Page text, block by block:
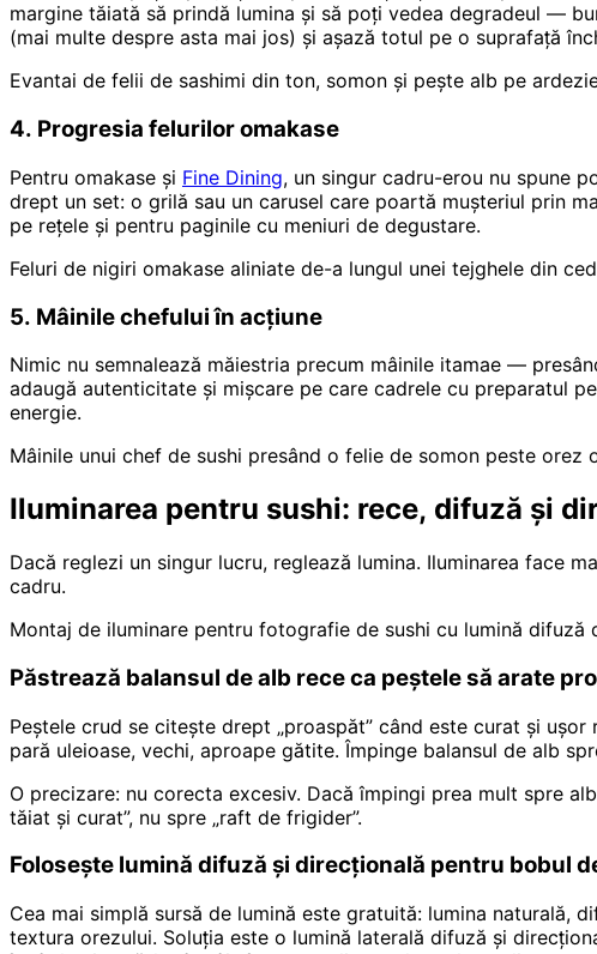
margine tăiată să prindă lumina și să poți vedea degradeul —
(mai multe despre asta mai jos) și așază totul pe o suprafață
Evantai de felii de sashimi din ton, somon și pește alb pe
4. Progresia felurilor omakase
Pentru omakase și Fine Dining, un singur cadru-erou nu spune
drept un set: o grilă sau un carusel care poartă mușteriul prin
pe rețele și pentru paginile cu meniuri de degustare.
Feluri de nigiri omakase aliniate de-a lungul unei tejghele din
5. Mâinile chefului în acțiune
Nimic nu semnalează măiestria precum mâinile itamae —
adaugă autenticitate și mișcare pe care cadrele cu preparatul
energie.
Mâinile unui chef de sushi presând o felie de somon peste
Iluminarea pentru sushi: rece, difuză și
Dacă reglezi un singur lucru, reglează lumina. Iluminarea face
cadru.
Montaj de iluminare pentru fotografie de sushi cu lumină
Păstrează balansul de alb rece ca peștele să arate
Peștele crud se citește drept „proaspăt” când este curat și
pară uleioase, vechi, aproape gătite. Împinge balansul de alb
O precizare: nu corecta excesiv. Dacă împingi prea mult spre
tăiat și curat”, nu spre „raft de frigider”.
Folosește lumină difuză și direcțională pentru bobul
Cea mai simplă sursă de lumină este gratuită: lumina naturală,
textura orezului. Soluția este o lumină laterală difuză și